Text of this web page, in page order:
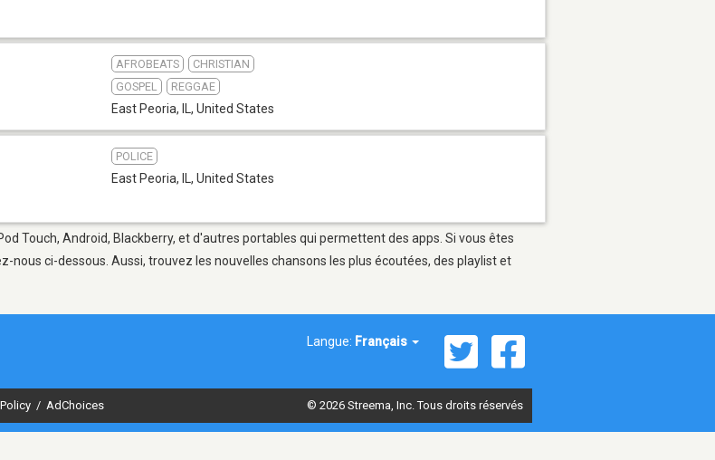
AFROBEATS
CHRISTIAN
GOSPEL
REGGAE
East Peoria, IL , United States
POLICE
East Peoria, IL , United States
Touch, Android, Blackberry, et d'autres portables qui permettent des apps. Si vous êtes
ci-dessous. Aussi, trouvez les nouvelles chansons les plus écoutées, des playlist et
Langue: Français
/ AdChoices © 2026 Streema, Inc. Tous droits réservés